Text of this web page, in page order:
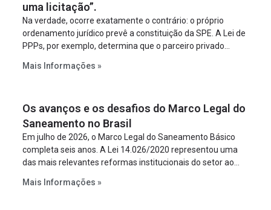
uma licitação”.
Na verdade, ocorre exatamente o contrário: o próprio
ordenamento jurídico prevê a constituição da SPE. A Lei de
PPPs, por exemplo, determina que o parceiro privado
empreendimento. Ou seja, a suposta “fraude à licitação” é
projeto a projeto.
Mais Informações »
Os avanços e os desafios do Marco Legal do
Saneamento no Brasil
Em julho de 2026, o Marco Legal do Saneamento Básico
completa seis anos. A Lei 14.026/2020 representou uma
das mais relevantes reformas institucionais do setor ao
serviços, ampliar a participação da iniciativa privada,
Mais Informações »